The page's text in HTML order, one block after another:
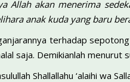
Allah akan menerima
anak kuda yang baru
terhadap
saja. Demikianlah menurut
Shallallahu ‘alaihi wa